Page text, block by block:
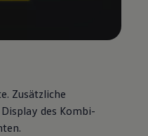
Zusätzliche
des Kombi-